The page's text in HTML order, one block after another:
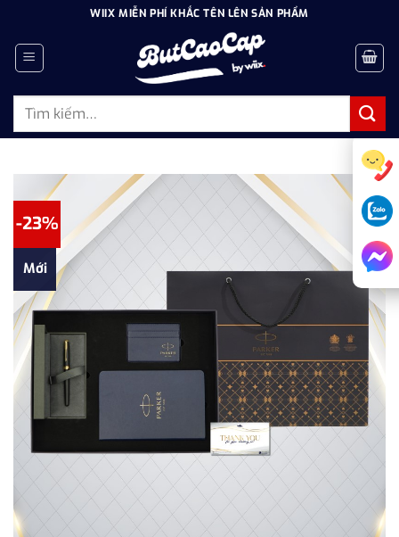
dung
WIIX MIỄN PHÍ KHẮC TÊN LÊN SẢN PHẨM
Tìm
-23%
Mới